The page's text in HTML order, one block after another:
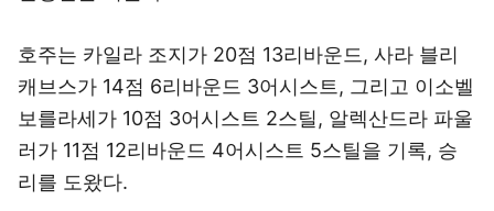
호주는 카일라 조지가 20점 13리바운드, 사라 블리
캐브스가 14점 6리바운드 3어시스트, 그리고 이소벨
보를라세가 10점 3어시스트 2스틸, 알렉산드라 파울
러가 11점 12리바운드 4어시스트 5스틸을 기록, 승
리를 도왔다.